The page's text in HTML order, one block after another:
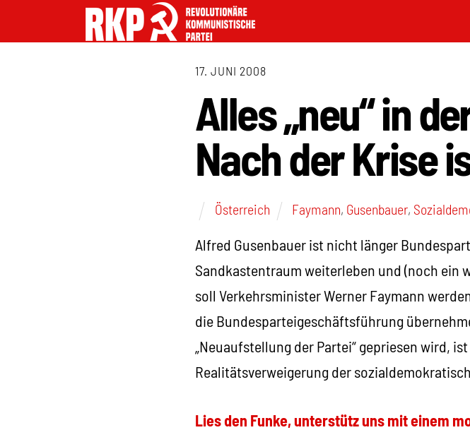
17. JUNI 2008
Alles „neu“ in
Nach der Krise
Österreich Faymann, Gusenbauer,
Alfred Gusenbauer ist nicht länger
Sandkastentraum weiterleben und (noch ein
soll Verkehrsminister Werner Faymann
die Bundesparteigeschäftsführung
„Neuaufstellung der Partei“ gepriesen wird,
Realitätsverweigerung der
Lies den Funke, unterstütz uns mit einem